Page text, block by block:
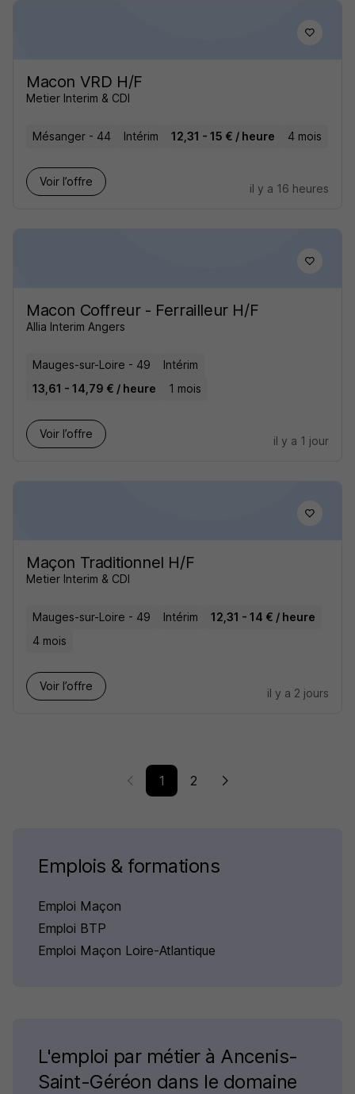
Macon VRD H/F
Metier Interim & CDI
Mésanger - 44 Intérim 12,31 - 15 € / heure 4 mois
Voir l’offre
il y a 16 heures
Macon Coffreur - Ferrailleur H/F
Allia Interim Angers
Mauges-sur-Loire - 49
Intérim
13,61 - 14,79 € / heure
1 mois
Voir l’offre
il y a 1 jour
Maçon Traditionnel H/F
Metier Interim & CDI
Mauges-sur-Loire - 49 Intérim
12,31 - 14 € / heure
4 mois
Voir l’offre
il y a 2 jours
1 2
Emplois & formations
Emploi Maçon
Emploi BTP
Emploi Maçon Loire-Atlantique
L'emploi par métier à Ancenis-
Saint-Géréon dans le domaine